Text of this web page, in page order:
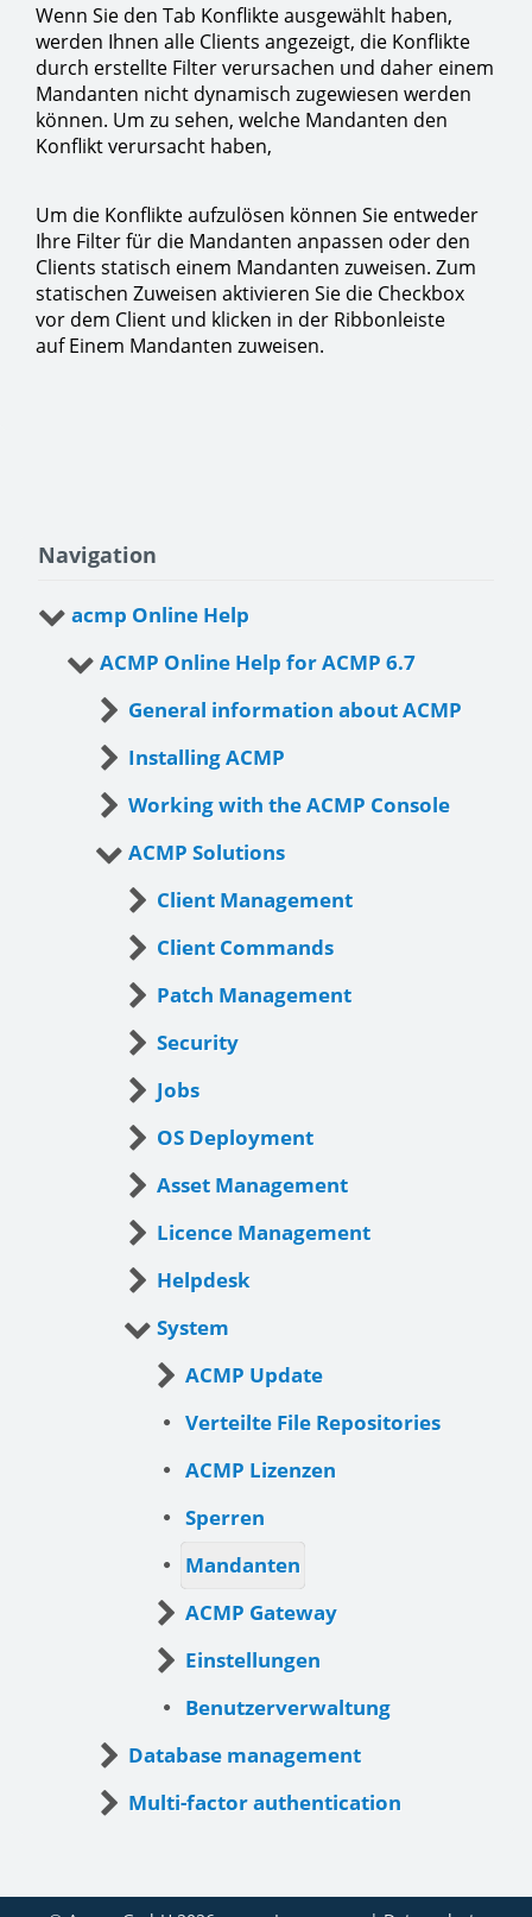
Wenn Sie den Tab Konflikte ausgewählt haben,
werden Ihnen alle Clients angezeigt, die Konflikte
durch erstellte Filter verursachen und daher einem
Mandanten nicht dynamisch zugewiesen werden
können. Um zu sehen, welche Mandanten den
Konflikt verursacht haben,
Um die Konflikte aufzulösen können Sie entweder
Ihre Filter für die Mandanten anpassen oder den
Clients statisch einem Mandanten zuweisen. Zum
statischen Zuweisen aktivieren Sie die Checkbox
vor dem Client und klicken in der Ribbonleiste
auf Einem Mandanten zuweisen.
Navigation
acmp Online Help
ACMP Online Help for ACMP 6.7
General information about ACMP
Installing ACMP
Working with the ACMP Console
ACMP Solutions
Client Management
Client Commands
Patch Management
Security
Jobs
OS Deployment
Asset Management
Licence Management
Helpdesk
System
ACMP Update
Verteilte File Repositories
ACMP Lizenzen
Sperren
Mandanten
ACMP Gateway
Einstellungen
Benutzerverwaltung
Database management
Multi-factor authentication